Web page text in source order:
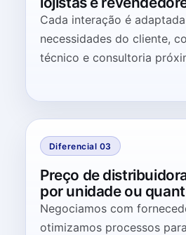
Cada interação é
necessidades do cliente,
técnico e consultoria
Diferencial 03
Preço de
por unidade ou
Negociamos com
otimizamos processos